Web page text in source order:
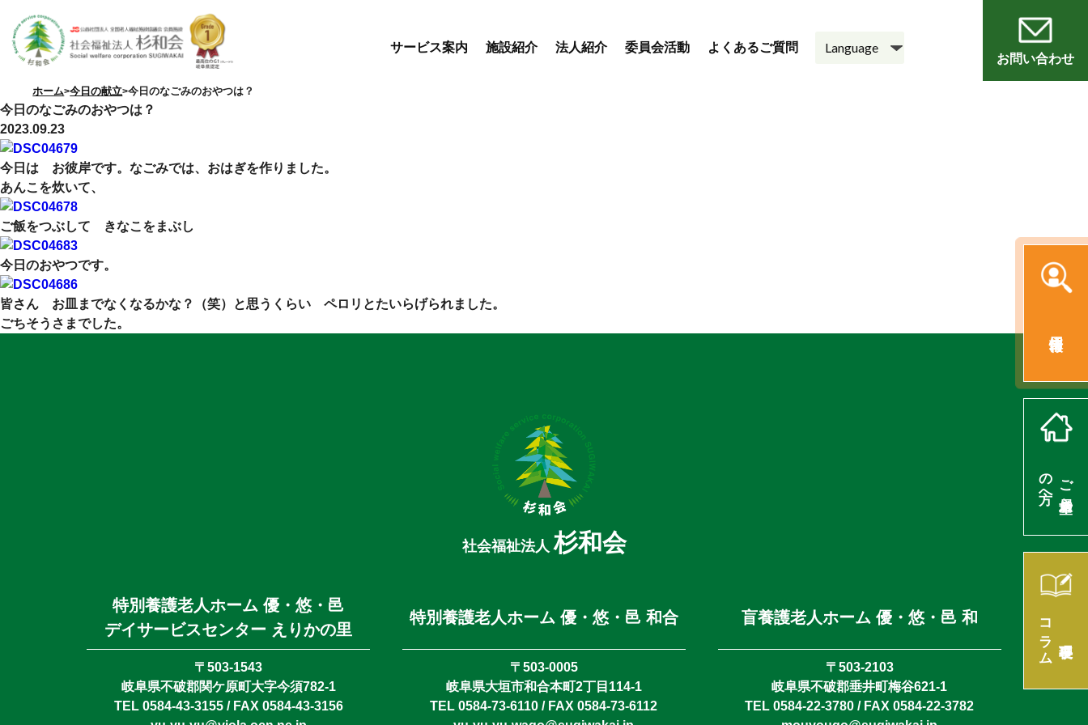
サービス案内 施設紹介 法人紹介 委員会活動 よくあるご質問
お問い合わせ
ご入居希望
の方へ
コラム
ホーム 今日の献立 今日のなごみのおやつは？
今日のなごみのおやつは？
2023.09.23
今日は お彼岸です。なごみでは、おはぎを作りました。
あんこを炊いて、
ご飯をつぶして きなこをまぶし
今日のおやつです。
皆さん お皿までなくなるかな？（笑）と思うくらい ペロリとたいらげられました。
ごちそうさまでした。
社会福祉法人杉和会
特別養護老人ホーム 優・悠・邑
デイサービスセンター えりかの里
〒503-1543
岐阜県不破郡関ケ原町大字今須782-1
TEL 0584-43-3155 / FAX 0584-43-3156
特別養護老人ホーム 優・悠・邑 和合
〒503-0005
岐阜県大垣市和合本町2丁目114-1
TEL 0584-73-6110 / FAX 0584-73-6112
盲養護老人ホーム 優・悠・邑 和
〒503-2103
岐阜県不破郡垂井町梅谷621-1
TEL 0584-22-3780 / FAX 0584-22-3782